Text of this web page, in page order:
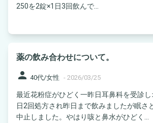
250を2錠×1日3回飲んで...
薬の飲み合わせについて。
person 40代/女性 - 2026/03/25
最近花粉症がひどく一昨日耳鼻科を受診し
日2回処方され昨日まで飲みましたが眠さ
中止しました。やはり咳と鼻水がひどく...